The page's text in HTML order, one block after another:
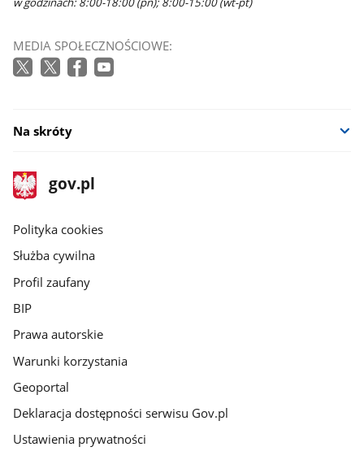
MEDIA SPOŁECZNOŚCIOWE:
Na skróty
stopka
gov.pl
Strona
gov.pl
gov.pl
Polityka cookies
Służba cywilna
Profil zaufany
BIP
Prawa autorskie
Warunki korzystania
Geoportal
Deklaracja dostępności serwisu Gov.pl
Ustawienia prywatności